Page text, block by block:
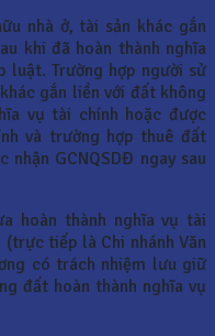
nhà ở, tài sản khác gắn
khi đã hoàn thành nghĩa
luật. Trường hợp người sử
gắn liền với đất không
vụ tài chính hoặc được
và trường hợp thuê đất
GCNQSDĐ ngay sau
hoàn thành nghĩa vụ tài
tiếp là Chi nhánh Văn
có trách nhiệm lưu giữ
đất hoàn thành nghĩa vụ